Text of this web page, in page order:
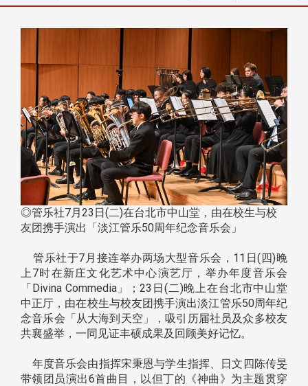
◎管乐社7月23日(二)在台北市中山堂，由在校生与校
友团携手演出「淡江管乐50周年纪念音乐会」
管乐社于7月接连举办两场大型音乐会，11日(四)晚
上7时在新庄文化艺术中心演艺厅，举办年度音乐会
「Divina Commedia」；23日(二)晚上在台北市中山堂
中正厅，由在校生与校友团携手演出淡江管乐50周年纪
念音乐会「从大海到天空」，吸引历届社员及众多校友
共襄盛举，一同见证丰硕成果及回顾美好记忆。
年度音乐会由指挥宋秉恩与学生指挥、日文四陈传旻
带领团员演出6首曲目，以但丁的《神曲》为主题贯穿